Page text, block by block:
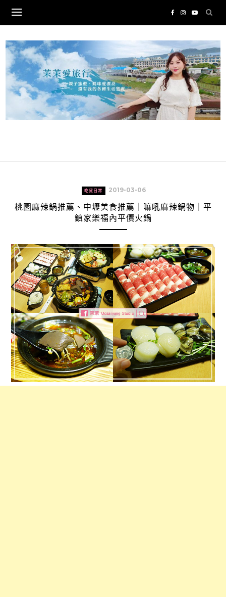
content
吃貨日常 2019-03-06
桃園麻辣鍋推薦、中壢美食推薦｜嘛吼麻辣鍋物｜平
鎮家樂福內平價火鍋